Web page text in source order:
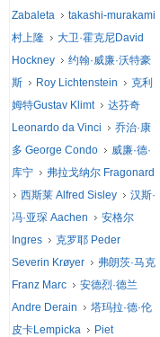
Zabaleta
takashi-murakami
村上隆
大卫·霍克尼David
Hockney
约翰·威廉·沃特豪
斯
Roy Lichtenstein
克利
姆特Gustav Klimt
达芬奇
Leonardo da Vinci
乔治·康
多 George Condo
威廉·德·
库宁
弗拉戈纳尔 Fragonard
西斯莱 Alfred Sisley
汉斯·
冯·亚琛 Aachen
安格尔
Ingres
克罗耶 Peder
Severin Krøyer
弗朗茨·马克
Franz Marc
安德烈·德兰
Andre Derain
塔玛拉·德·伦
皮卡Lempicka
Piet